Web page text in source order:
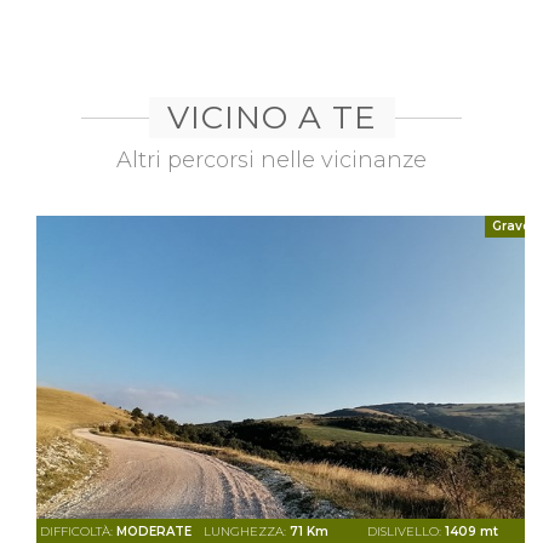
VICINO A TE
Altri percorsi nelle vicinanze
Gravel
DIFFICOLTÀ: MODERATE LUNGHEZZA: 71 Km DISLIVELLO: 1409 mt